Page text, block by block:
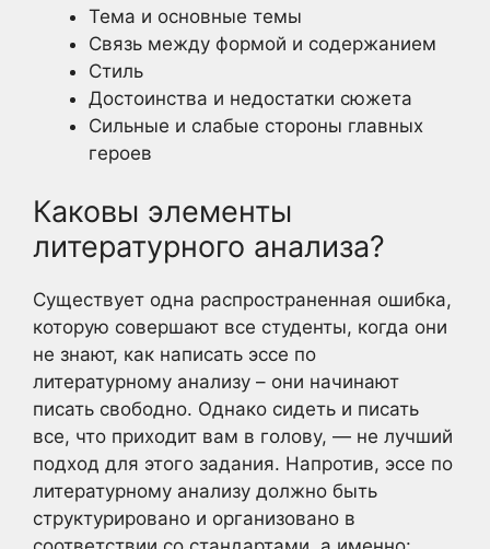
Тема и основные темы
Связь между формой и содержанием
Стиль
Достоинства и недостатки сюжета
Сильные и слабые стороны главных
героев
Каковы элементы
литературного анализа?
Существует одна распространенная ошибка,
которую совершают все студенты, когда они
не знают, как написать эссе по
литературному анализу – они начинают
писать свободно. Однако сидеть и писать
все, что приходит вам в голову, — не лучший
подход для этого задания. Напротив, эссе по
литературному анализу должно быть
структурировано и организовано в